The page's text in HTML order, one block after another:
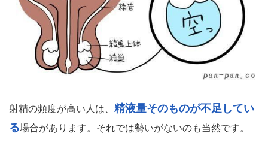
射精の頻度が高い人は、 精液量そのものが不足してい
る場合があります。それでは勢いがないのも当然です。